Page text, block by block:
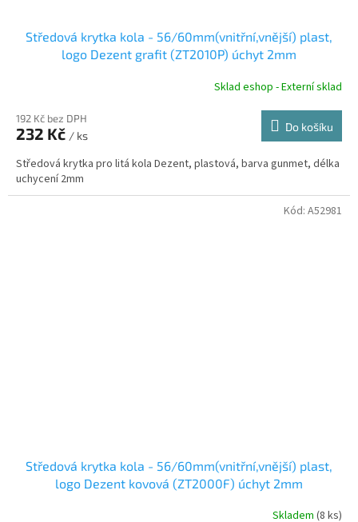
Středová krytka kola - 56/60mm(vnitřní,vnější) plast,
logo Dezent grafit (ZT2010P) úchyt 2mm
Sklad eshop - Externí sklad
192 Kč bez DPH
232 Kč / ks
Do košíku
Středová krytka pro litá kola Dezent, plastová, barva gunmet, délka
uchycení 2mm
Středová krytka kola - 56/60mm(vnitřní,vnější) plast,
logo Dezent kovová (ZT2000F) úchyt 2mm
Skladem (8 ks)
Kód: A52981